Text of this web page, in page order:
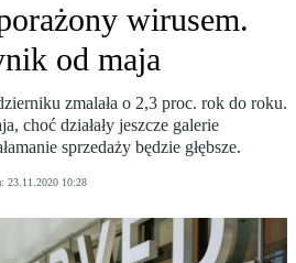
wirusem.
od maja
zmalała o 2,3 proc. rok do roku.
choć działały jeszcze galerie
sprzedaży będzie głębsze.
23.11.2020 10:28